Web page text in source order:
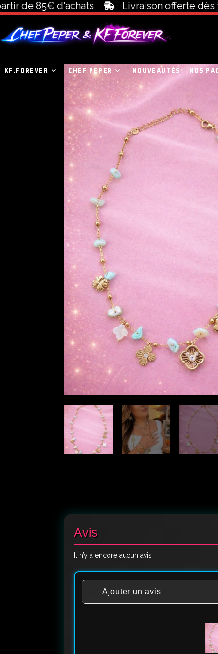
85€ d'achats Livraison offerte dès
KF.FOREVER CHEF PEPER NOUVEAUTÉS NOS
Avis
Il n’y a encore aucun avis
Ajouter un avis